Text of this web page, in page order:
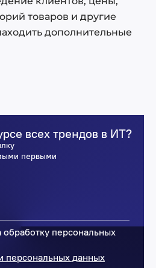
товаров и другие
дополнительные
всех трендов в ИТ?
первыми
обработку персональных
персональных данных